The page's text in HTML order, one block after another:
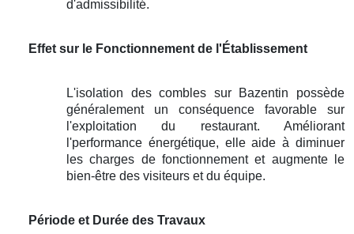
d'admissibilité.
Effet sur le Fonctionnement de l'Établissement
L'isolation des combles sur Bazentin possède
généralement un conséquence favorable sur
l'exploitation du restaurant. Améliorant
l'performance énergétique, elle aide à diminuer
les charges de fonctionnement et augmente le
bien-être des visiteurs et du équipe.
Période et Durée des Travaux